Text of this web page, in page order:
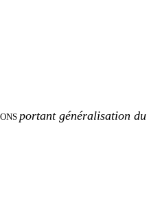
portant généralisation du